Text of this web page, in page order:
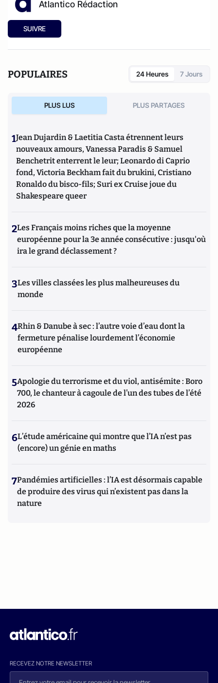
Atlantico Rédaction
SUIVRE
POPULAIRES 24 Heures 7 Jours
PLUS LUS PLUS PARTAGES
1Jean Dujardin & Laetitia Casta étrennent leurs
nouveaux amours, Vanessa Paradis & Samuel
Benchetrit enterrent le leur; Leonardo di Caprio
fond, Victoria Beckham fait du brukini, Cristiano
Ronaldo du bisco-fils; Suri ex Cruise joue du
Shakespeare queer
2Les Français moins riches que la moyenne
européenne pour la 3e année consécutive : jusqu'où
ira le grand déclassement ?
3Les villes classées les plus malheureuses du
monde
4Rhin & Danube à sec : l’autre voie d’eau dont la
fermeture pénalise lourdement l’économie
européenne
5Apologie du terrorisme et du viol, antisémite : Boro
700, le chanteur à cagoule de l’un des tubes de l’été
2026
6L’étude américaine qui montre que l’IA n’est pas
(encore) un génie en maths
7Pandémies artificielles : l’IA est désormais capable
de produire des virus qui n’existent pas dans la
nature
RECEVEZ NOTRE NEWSLETTER